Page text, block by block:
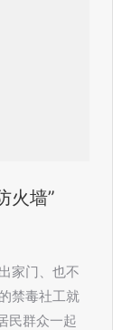
火墙”
家门、也不
禁毒社工就
民群众一起